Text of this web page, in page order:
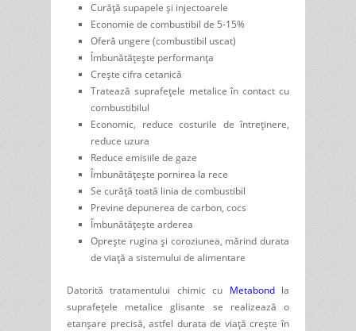
Curăță supapele şi injectoarele
Economie de combustibil de 5-15%
Oferă ungere (combustibil uscat)
Îmbunătățeşte performanța
Creşte cifra cetanică
Tratează suprafețele metalice în contact cu
combustibilul
Economic, reduce costurile de întreținere,
reduce uzura
Reduce emisiile de gaze
Îmbunătățește pornirea la rece
Se curăță toată linia de combustibil
Previne depunerea de carbon, cocs
Îmbunătățeşte arderea
Oprește rugina și coroziunea, mărind durata
de viață a sistemului de alimentare
Datorită tratamentului chimic cu Metabondla
suprafețele metalice glisante se realizează o
etanşare precisă, astfel durata de viață crește în